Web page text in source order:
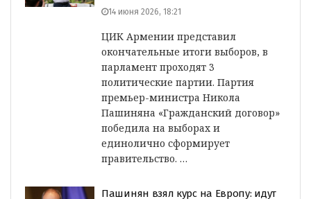
14 июня 2026, 18:21
ЦИК Армении представил
окончательные итоги выборов, в
парламент проходят 3
политические партии. Партия
премьер-министра Никола
Пашиняна «Гражданский договор»
победила на выборах и
единолично сформирует
правительство. …
Пашинян взял курс на Европу: идут